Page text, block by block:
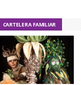
CARTELERA FAMILIAR